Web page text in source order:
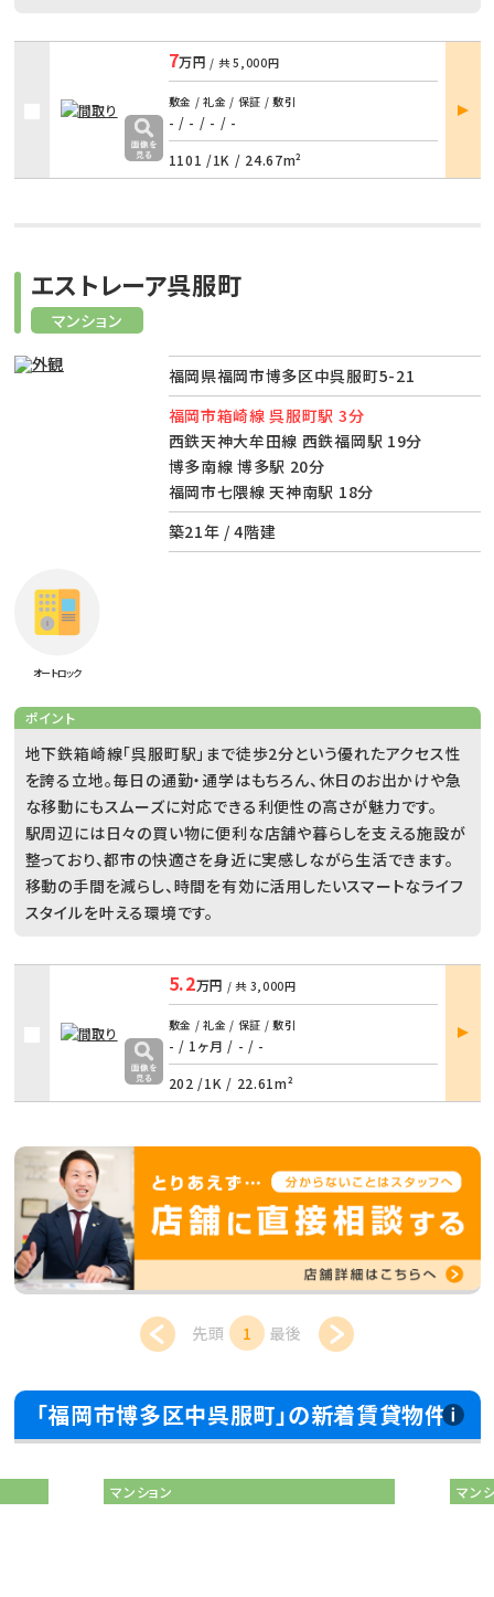
7万円 / 共5,000円
敷金 / 礼金 / 保証 / 敷引
- / - / - / -
1101 /1K / 24.67m²
部屋
詳細
マンション
エストレーア呉服町
福岡県福岡市博多区中呉服町5-21
福岡市箱崎線 呉服町駅 3分
西鉄天神大牟田線 西鉄福岡駅 19分
博多南線 博多駅 20分
福岡市七隈線 天神南駅 18分
築21年 / 4階建
オートロック
ポイント
地下鉄箱崎線「呉服町駅」まで徒歩2分という優れたアクセス性
を誇る立地。毎日の通勤・通学はもちろん、休日のお出かけや急
な移動にもスムーズに対応できる利便性の高さが魅力です。
駅周辺には日々の買い物に便利な店舗や暮らしを支える施設が
整っており、都市の快適さを身近に実感しながら生活できます。
移動の手間を減らし、時間を有効に活用したいスマートなライフ
スタイルを叶える環境です。
5.2万円 / 共 3,000円
敷金 / 礼金 / 保証 / 敷引
- / 1ヶ月 / - / -
202 /1K / 22.61m²
部屋
詳細
先頭 1 最後
「福岡市博多区中呉服町」の新着賃貸物件
マンション マン